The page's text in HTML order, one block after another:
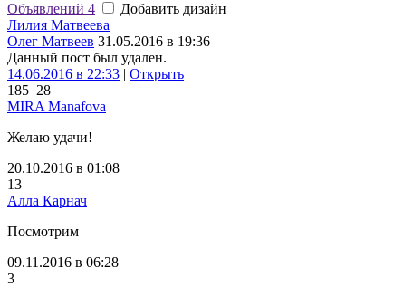
Объявлений 4
Добавить дизайн
Лилия Матвеева
Олег Матвеев 31.05.2016 в 19:36
Данный пост был удален.
14.06.2016 в 22:33 | Открыть
185 28
MIRA Manafova
Желаю удачи!
20.10.2016 в 01:08
13
Алла Карнач
Посмотрим
09.11.2016 в 06:28
3